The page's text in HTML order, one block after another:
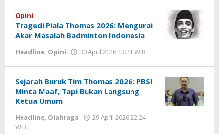
Opini
Tragedi Piala Thomas 2026: Mengurai
Akar Masalah Badminton Indonesia
Headline, Opini 30 April 2026 13:21 WIB
Sejarah Buruk Tim Thomas 2026: PBSI
Minta Maaf, Tapi Bukan Langsung
Ketua Umum
Headline, Olahraga
29 April 2026 22:24
WIB